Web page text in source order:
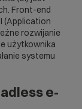
Front-end
(Application
rozwijanie
użytkownika
systemu
e-